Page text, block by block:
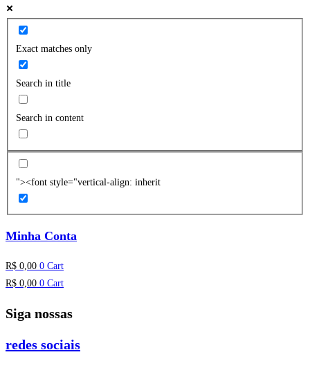
Exact matches only
Search in title
Search in content
"><font style="vertical-align: inherit
Minha Conta
R$ 0,00 0 Cart
R$ 0,00 0 Cart
Siga nossas
redes sociais